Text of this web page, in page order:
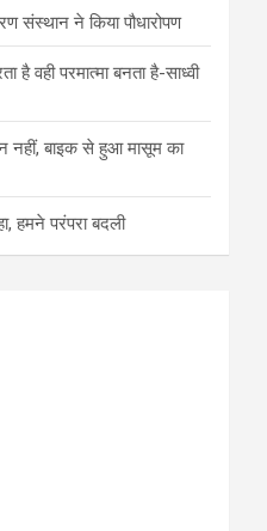
संस्थान ने किया पौधारोपण
है वही परमात्मा बनता है-साध्वी
नहीं, बाइक से हुआ मासूम का
हमने परंपरा बदली